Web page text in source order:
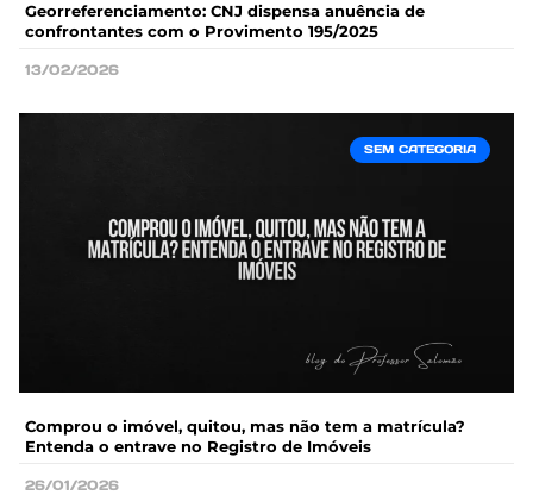
Georreferenciamento: CNJ dispensa anuência de
confrontantes com o Provimento 195/2025
13/02/2026
SEM CATEGORIA
Comprou o imóvel, quitou, mas não tem a matrícula?
Entenda o entrave no Registro de Imóveis
26/01/2026